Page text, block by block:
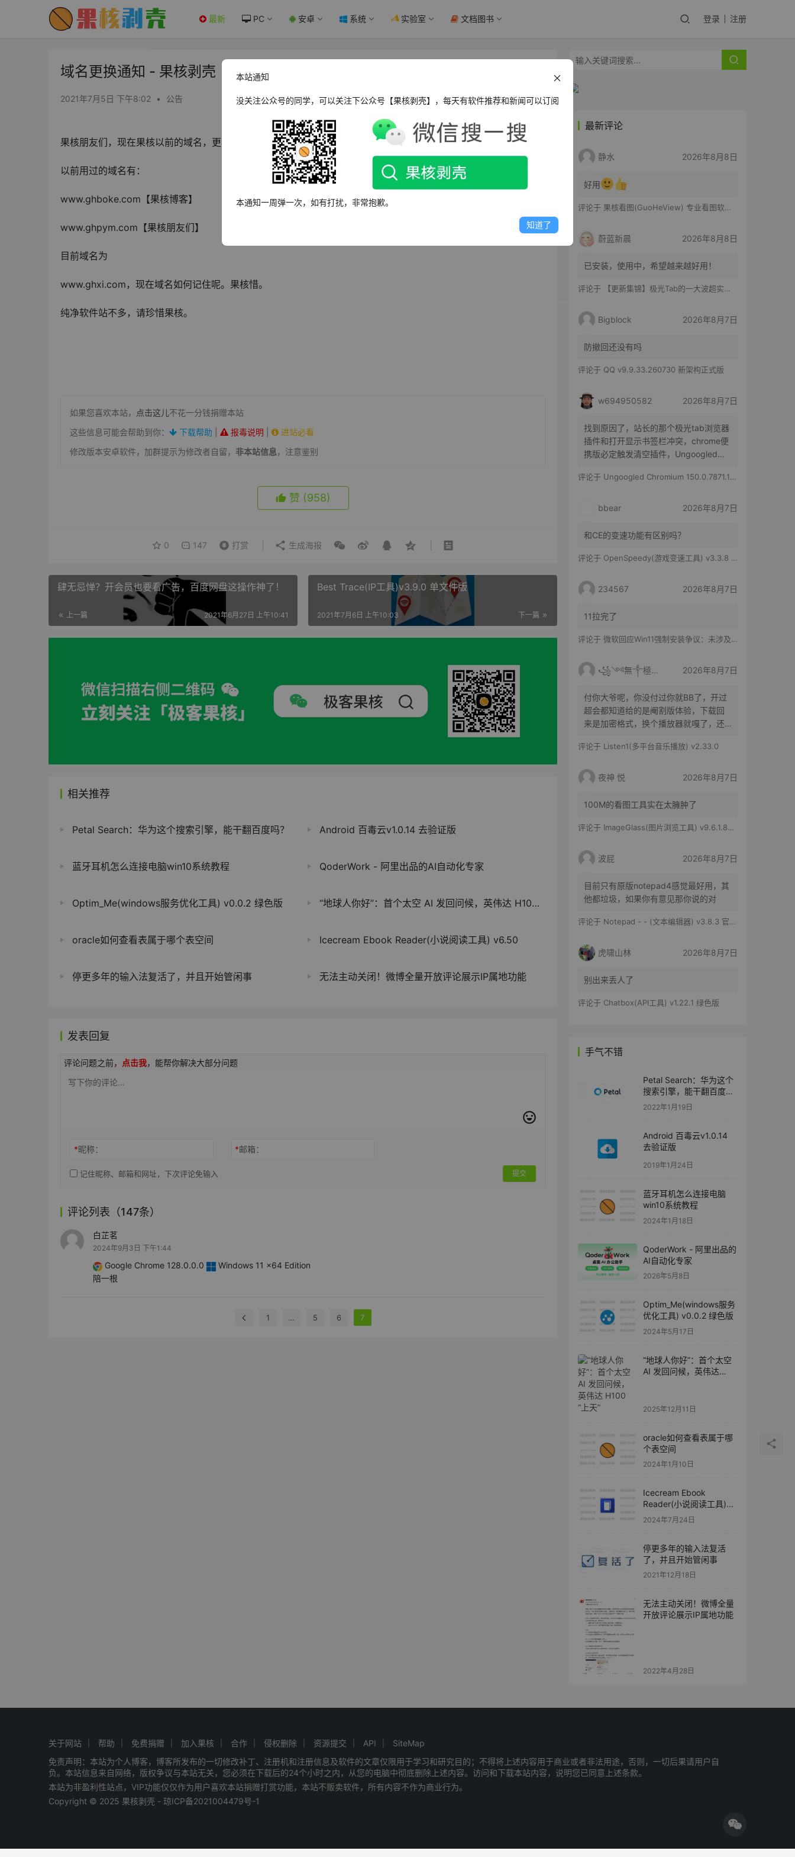
最新 PC 安卓 系统 实验室 文档图书 登录 注册
域名更换通知 - 果核剥壳
2021年7月5日 下午8:02 • 公告
果核朋友们，现在果核以前的域名，更换为新域名：www.ghxi.com，四位域名，更方便大家记忆。
以前用过的域名有：
www.ghboke.com【果核博客】
www.ghpym.com【果核朋友们】
目前域名为
www.ghxi.com，现在域名如何记住呢。果核惜。
纯净软件站不多，请珍惜果核。
如果您喜欢本站， 点击这儿不花一分钱捐赠本站
这些信息可能会帮助到你：
下载帮助 报毒说明
进站必看
修改版本安卓软件，加群提示为修改者自留， 非本站信息，注意鉴别
赞 (958)
0 147 打赏 生成海报
肆无忌惮？开会员也要看广告，百度网盘这操作神了！
上一篇 2021年6月27日 上午10:41
Best Trace(IP工具)v3.9.0 单文件版
下一篇
2021年7月6日 上午10:03
相关推荐
Petal Search：华为这个搜索引擎，能干翻百度吗？ Android 百毒云v1.0.14 去验证版
蓝牙耳机怎么连接电脑win10系统教程 QoderWork - 阿里出品的AI自动化专家
Optim_Me(windows服务优化工具) v0.0.2 绿色版 “地球人你好”：首个太空 AI 发回问候，英伟达 H100 “上天”
oracle如何查看表属于哪个表空间 Icecream Ebook Reader(小说阅读工具) v6.50
停更多年的输入法复活了，并且开始管闲事 无法主动关闭！微博全量开放评论展示IP属地功能
发表回复
评论问题之前， 点击我，能帮你解决大部分问题
*昵称： *邮箱：
记住昵称、邮箱和网址，下次评论免输入 提交
评论列表（147条）
白芷茗
2024年9月3日 下午1:44
Google Chrome 128.0.0.0
Windows 11 x64 Edition
陪一根
1 … 5 6 7
最新评论
静水 2026年8月8日
好用
评论于 果核看图(GuoHeView) 专业看图软件 v3.2.0.91
蔚蓝新晨 2026年8月8日
已安装，使用中，希望越来越好用！
评论于 【更新集锦】极光Tab的一大波超实用功能来啦！你最喜欢哪一个？
Bigblock 2026年8月7日
防撤回还没有吗
评论于 QQ v9.9.33.260730 新架构正式版
w694950582 2026年8月7日
找到原因了，站长的那个极光tab浏览器
插件和打开显示书签栏冲突，chrome便
携版必定触发清空插件，Ungoogled
所有插件，有时候只是极光tab插件消失
评论于 Ungoogled Chromium 150.0.7871.186-1.1 果核优化便携版
bbear 2026年8月7日
和CE的变速功能有区别吗？
评论于 OpenSpeedy(游戏变速工具) v3.3.8 绿色版
234567 2026年8月7日
11拉完了
评论于 微软回应Win11强制安装争议：未涉及企业设备，承诺不用用户照片训练AI
꧁༺無༒極༻꧂ 2026年8月7日
付你大爷呢，你没付过你就BB了，开过
超会都知道给的是阉割版体验，下载回
来是加密格式，换个播放器就嘎了，还
评论于 Listen1(多平台音乐播放) v2.33.0
夜神 悦 2026年8月7日
100M的看图工具实在太臃肿了
评论于 ImageGlass(图片浏览工具) v9.6.1.807 官方便携版
波屁 2026年8月7日
目前只有原版notepad4感觉最好用，其
他都垃圾，如果你有意见那你说的对
评论于 Notepad - - (文本编辑器) v3.8.3 官方版
虎啸山林 2026年8月7日
别出来丢人了
评论于 Chatbox(API工具) v1.22.1 绿色版
手气不错
Petal Search：华为这个
搜索引擎，能干翻百度
吗？
2022年1月19日
Android 百毒云v1.0.14
去验证版
2019年1月24日
蓝牙耳机怎么连接电脑
win10系统教程
2024年1月18日
QoderWork - 阿里出品的
AI自动化专家
2026年5月8日
Optim_Me(windows服务
优化工具) v0.0.2 绿色版
2024年5月17日
“地球人你好”：首个太空
AI 发回问候，英伟达
2025年12月11日
oracle如何查看表属于哪
个表空间
2024年1月10日
Icecream Ebook
Reader(小说阅读工具)
v6.50
2024年7月24日
停更多年的输入法复活
了，并且开始管闲事
2021年12月18日
无法主动关闭！微博全量
开放评论展示IP属地功能
2022年4月28日
关于网站 帮助 免费捐赠 加入果核 合作 侵权删除 资源提交 API
SiteMap
免责声明：本站为个人博客，博客所发布的一切修改补丁、注册机和注册信息及软件的文章仅限用于学习和研究目的；不得将上述内容用于商业或者非法用途，否则，一切后果请用户自
负。本站信息来自网络，版权争议与本站无关，您必须在下载后的24个小时之内，从您的电脑中彻底删除上述内容。访问和下载本站内容，说明您已同意上述条款。
本站为非盈利性站点，VIP功能仅仅作为用户喜欢本站捐赠打赏功能，本站不贩卖软件，所有内容不作为商业行为。
Copyright © 2025 果核剥壳 - 琼ICP备2021004479号-1
本站通知
没关注公众号的同学，可以关注下公众号【果核剥壳】，每天有软件推荐和新闻可以订阅
本通知一周弹一次，如有打扰，非常抱歉。
知道了